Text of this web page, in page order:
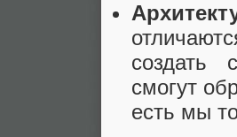
создать
смогут
есть мы